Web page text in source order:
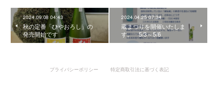
2024.09.08 04:43
秋の定番「ひやおろし」の
発売開始です
2024.04.25 07:34
蔵まつりを開催いたしま
す。 5/3～5/6
プライバシーポリシー 特定商取引法に基づく表記